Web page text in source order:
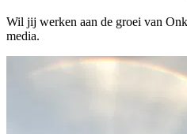
Wil jij werken aan de groei van
media.